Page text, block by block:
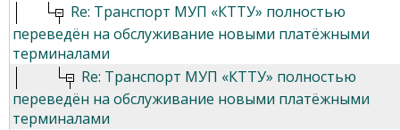
Re: Транспорт МУП «КТТУ» полностью
переведён на обслуживание новыми платёжными
терминалами
Re: Транспорт МУП «КТТУ» полностью
переведён на обслуживание новыми платёжными
терминалами